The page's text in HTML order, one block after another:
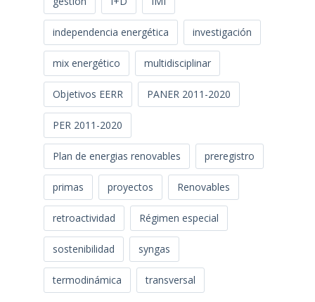
independencia energética investigación
mix energético multidisciplinar
Objetivos EERR PANER 2011-2020
PER 2011-2020
Plan de energias renovables preregistro
primas proyectos Renovables
retroactividad Régimen especial
sostenibilidad syngas
termodinámica transversal